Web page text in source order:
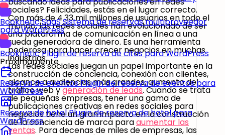
Booknetic SaaSSistema de reservas multiproveedor
para WordPress
BookneticPlugin de reserva de citas para WordPress
Próximamente
Reserva de eventosPlugin de reserva de eventos para
WordPress
Reserva de hotelPlugin de reserva de hotel para
WordPress
sociales? Felicidades, estás en el lugar correcto.
Con más de 4.33 mil millones de usuarios en todo el
mundo, las redes sociales han evolucionado de ser
una plataforma de comunicación en línea a una
rueda generadora de dinero. Es una herramienta
poderosa para hacer crecer negocios en muchas
industrias.
Las redes sociales juegan un papel importante en la
construcción de conciencia, conexión con clientes,
alcance a audiencias más grandes, aumento del
tráfico web ygeneración de leads. Cuando se trata
de pequeñas empresas, tener una gama de
publicaciones creativas en redes sociales para
negocios tiene un gran impacto en la construcción
de la conciencia de marca paraaumentar las
ventas. Para decenas de miles de empresas, las